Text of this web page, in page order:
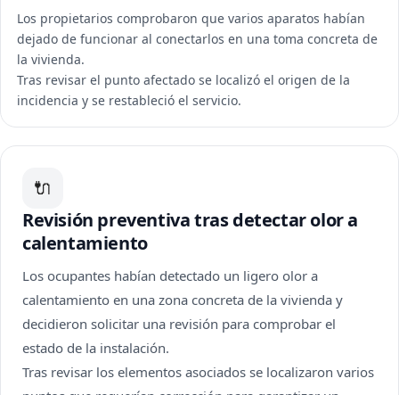
Los propietarios comprobaron que varios aparatos habían
dejado de funcionar al conectarlos en una toma concreta de
la vivienda.
Tras revisar el punto afectado se localizó el origen de la
incidencia y se restableció el servicio.
🔌
Revisión preventiva tras detectar olor a
calentamiento
Los ocupantes habían detectado un ligero olor a
calentamiento en una zona concreta de la vivienda y
decidieron solicitar una revisión para comprobar el
estado de la instalación.
Tras revisar los elementos asociados se localizaron varios